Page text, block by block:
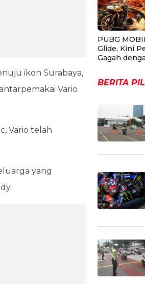
ikon Surabaya,
Vario
Vario telah
yang
PUBG
Glide, Kini
Gagah
BERITA